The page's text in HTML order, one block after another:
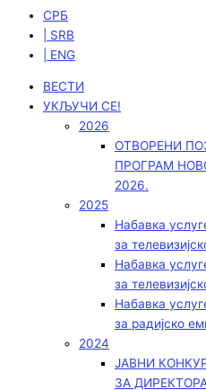
СРБ
| SRB
| ENG
ВЕСТИ
УКЉУЧИ СЕ!
2026
ОТВОРЕНИ
ПРОГРАМ
2026.
2025
Набавка
за
Набавка
за
Набавка
за радијско
2024
ЈАВНИ
ЗА